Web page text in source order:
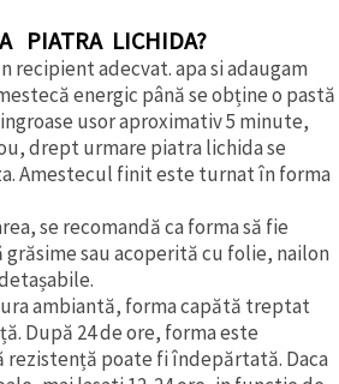
PIATRA LICHIDA?
recipient adecvat. apa si adaugam
energic până se obține o pastă
ingroase usor aproximativ 5 minute,
drept urmare piatra lichida se
Amestecul finit este turnat în forma
se recomandă ca forma să fie
sau acoperită cu folie, nailon
ambiantă, forma capătă treptat
După 24 de ore, forma este
rezistență poate fi îndepărtată. Daca